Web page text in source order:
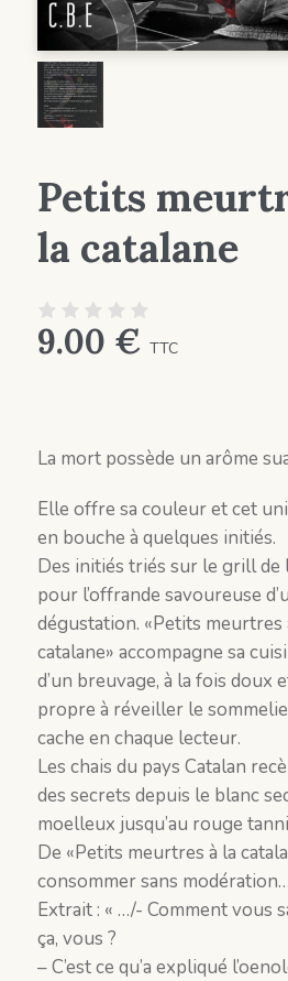
Petits
la catalane
9.00 € TTC
La mort possède un arôme
Elle offre sa couleur et cet
en bouche à quelques initiés.
Des initiés triés sur le grill de
pour l’offrande savoureuse
dégustation. «Petits meurtres
catalane» accompagne sa
d’un breuvage, à la fois doux
propre à réveiller le
cache en chaque lecteur.
Les chais du pays Catalan
des secrets depuis le blanc
moelleux jusqu’au rouge
De «Petits meurtres à la
consommer sans modération…
Extrait : « …/- Comment vous
ça, vous ?
– C’est ce qu’a expliqué